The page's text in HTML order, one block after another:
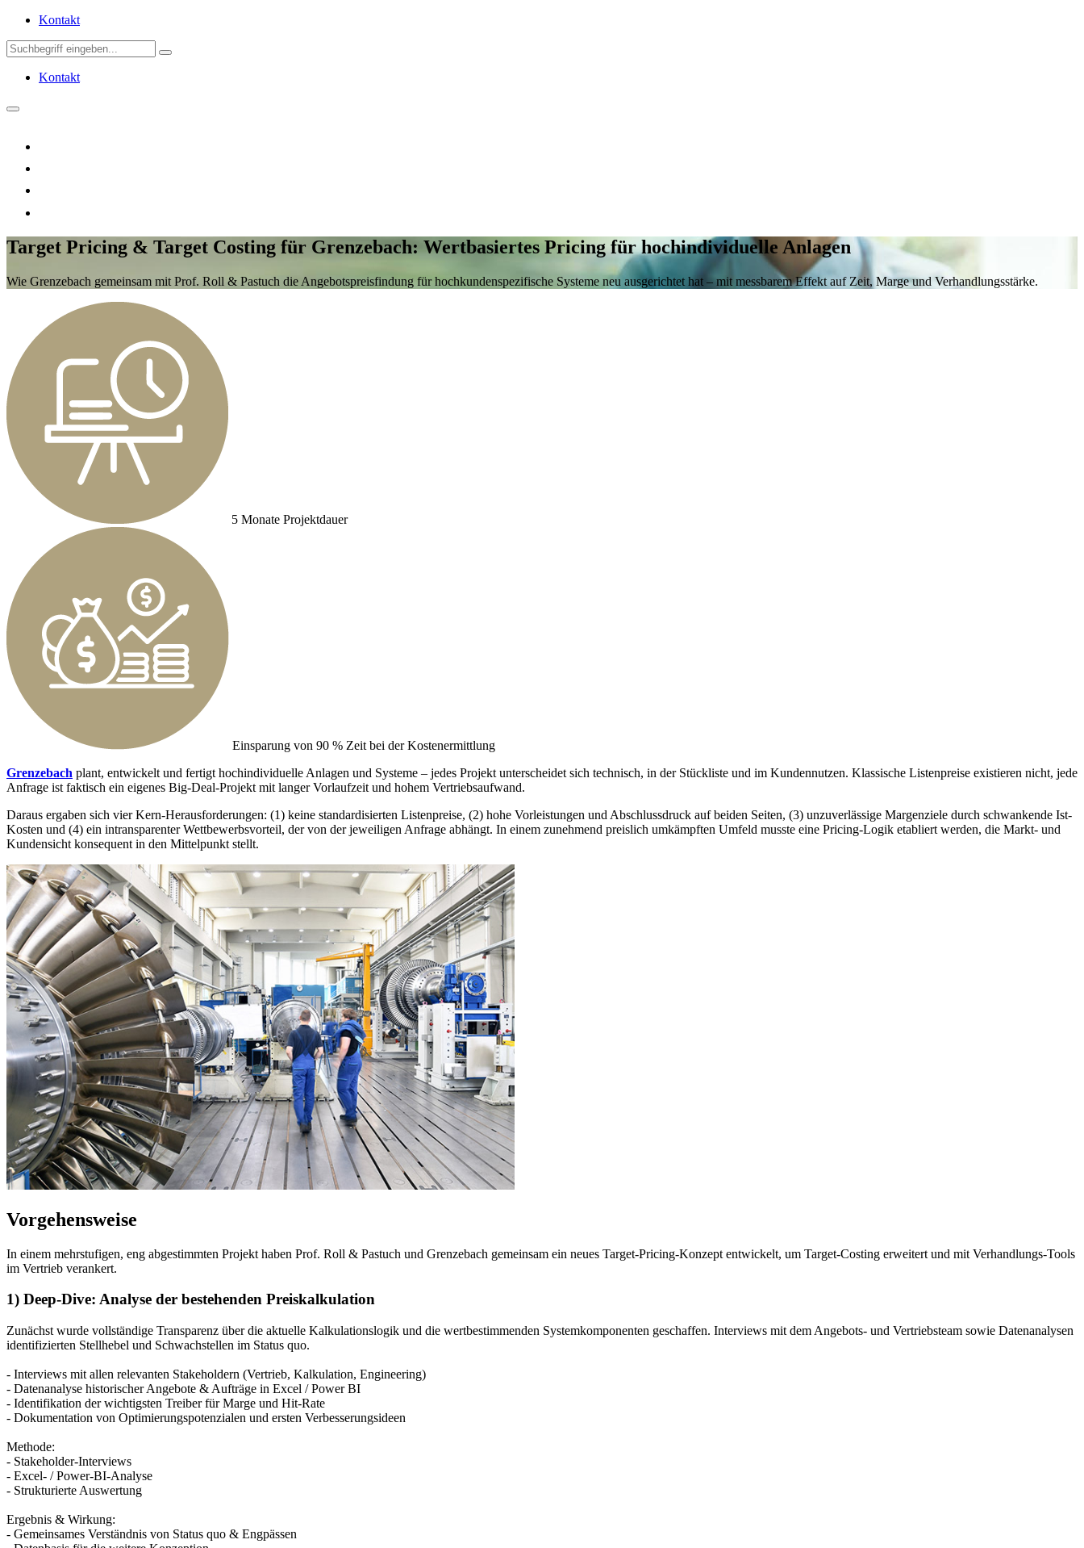
Kontakt
Kontakt
Target Pricing & Target Costing für Grenzebach: Wertbasiertes Pricing für hochindividuelle Anlagen
Wie Grenzebach gemeinsam mit Prof. Roll & Pastuch die Angebotspreisfindung für hochkundenspezifische Systeme neu ausgerichtet hat – mit messbarem Effekt auf Zeit, Marge und Verhandlungsstärke.
5 Monate Projektdauer
Einsparung von 90 % Zeit bei der Kostenermittlung
Grenzebach plant, entwickelt und fertigt hochindividuelle Anlagen und Systeme – jedes Projekt unterscheidet sich technisch, in der Stückliste und im Kundennutzen. Klassische Listenpreise existieren nicht, jede
Anfrage ist faktisch ein eigenes Big-Deal-Projekt mit langer Vorlaufzeit und hohem Vertriebsaufwand.
Daraus ergaben sich vier Kern-Herausforderungen: (1) keine standardisierten Listenpreise, (2) hohe Vorleistungen und Abschlussdruck auf beiden Seiten, (3) unzuverlässige Margenziele durch schwankende Ist-
Kosten und (4) ein intransparenter Wettbewerbsvorteil, der von der jeweiligen Anfrage abhängt. In einem zunehmend preislich umkämpften Umfeld musste eine Pricing-Logik etabliert werden, die Markt- und
Kundensicht konsequent in den Mittelpunkt stellt.
Vorgehensweise
In einem mehrstufigen, eng abgestimmten Projekt haben Prof. Roll & Pastuch und Grenzebach gemeinsam ein neues Target-Pricing-Konzept entwickelt, um Target-Costing erweitert und mit Verhandlungs-Tools
im Vertrieb verankert.
1) Deep-Dive: Analyse der bestehenden Preiskalkulation
Zunächst wurde vollständige Transparenz über die aktuelle Kalkulationslogik und die wertbestimmenden Systemkomponenten geschaffen. Interviews mit dem Angebots- und Vertriebsteam sowie Datenanalysen
identifizierten Stellhebel und Schwachstellen im Status quo.
- Interviews mit allen relevanten Stakeholdern (Vertrieb, Kalkulation, Engineering)
- Datenanalyse historischer Angebote & Aufträge in Excel / Power BI
- Identifikation der wichtigsten Treiber für Marge und Hit-Rate
- Dokumentation von Optimierungspotenzialen und ersten Verbesserungsideen
Methode:
- Stakeholder-Interviews
- Excel- / Power-BI-Analyse
- Strukturierte Auswertung
Ergebnis & Wirkung:
- Gemeinsames Verständnis von Status quo & Engpässen